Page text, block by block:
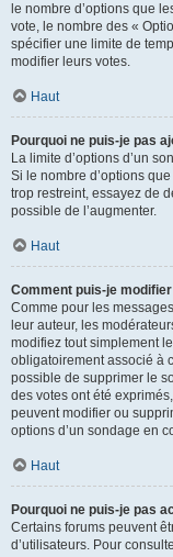
le nombre d’options que
vote, le nombre des «
spécifier une limite de
modifier leurs votes.
Haut
Pourquoi ne puis-je pas
La limite d’options d’un
Si le nombre d’options
trop restreint, essayez de
possible de l’augmenter.
Haut
Comment puis-je
Comme pour les
leur auteur, les
modifiez tout simplement
obligatoirement associé à
possible de supprimer le
des votes ont été
peuvent modifier ou
options d’un sondage en
Haut
Pourquoi ne puis-je pas
Certains forums peuvent
d’utilisateurs. Pour